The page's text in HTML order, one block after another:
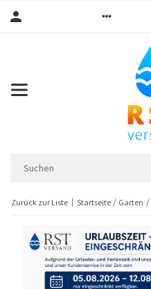
Zurück zur Liste Startseite Garten